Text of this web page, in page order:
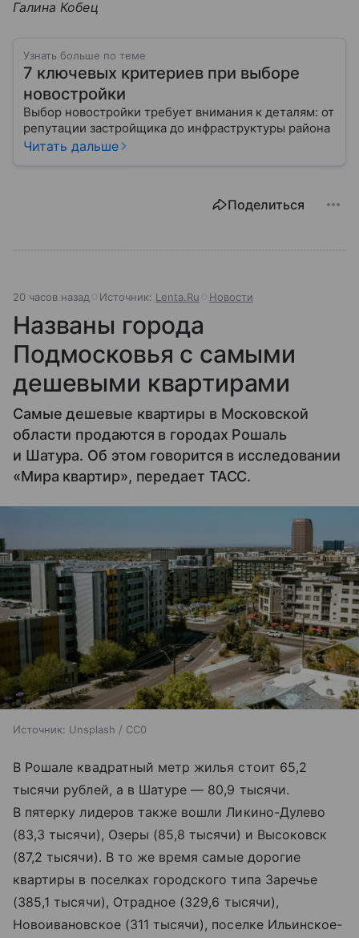
Галина Кобец
Узнать больше по теме
7 ключевых критериев при выборе
новостройки
Выбор новостройки требует внимания к деталям: от
репутации застройщика до инфраструктуры района
Читать дальше
Поделиться
20 часов назад Источник: Lenta.Ru Новости
Названы города
Подмосковья с самыми
дешевыми квартирами
Самые дешевые квартиры в Московской
области продаются в городах Рошаль
и Шатура. Об этом говорится в исследовании
«Мира квартир», передает ТАСС.
Источник: Unsplash / CC0
В Рошале квадратный метр жилья стоит 65,2
тысячи рублей, а в Шатуре — 80,9 тысячи.
В пятерку лидеров также вошли Ликино-Дулево
(83,3 тысячи), Озеры (85,8 тысячи) и Высоковск
(87,2 тысячи). В то же время самые дорогие
квартиры в поселках городского типа Заречье
(385,1 тысячи), Отрадное (329,6 тысячи),
Новоивановское (311 тысячи), поселке Ильинское-